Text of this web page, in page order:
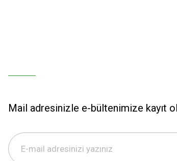
Mail adresinizle e-bültenimize kayıt